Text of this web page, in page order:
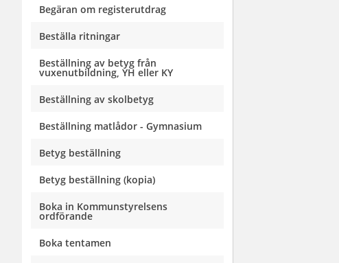
Begäran om registerutdrag
Beställa ritningar
Beställning av betyg från
vuxenutbildning, YH eller KY
Beställning av skolbetyg
Beställning matlådor - Gymnasium
Betyg beställning
Betyg beställning (kopia)
Boka in Kommunstyrelsens
ordförande
Boka tentamen